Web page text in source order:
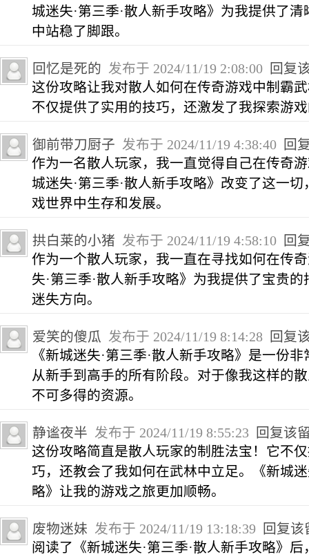
城迷失·第三季·散人新手攻略》为我提供了
中站稳了脚跟。
回忆是死的 发布于 2024/11/19 2:08:00 回复
这份攻略让我对散人如何在传奇游戏中制霸
不仅提供了实用的技巧，还激发了我探索游
御前带刀厨子 发布于 2024/11/19 4:38:40 回
作为一名散人玩家，我一直觉得自己在传奇
城迷失·第三季·散人新手攻略》改变了这一
戏世界中生存和发展。
拱白莱的小猪 发布于 2024/11/19 4:58:10 回
作为一个散人玩家，我一直在寻找如何在传
失·第三季·散人新手攻略》为我提供了宝贵
迷失方向。
爱笑的傻瓜 发布于 2024/11/19 8:14:28 回复
《新城迷失·第三季·散人新手攻略》是一份
从新手到高手的所有阶段。对于像我这样的
不可多得的资源。
静谧夜半 发布于 2024/11/19 8:55:23
回复该
这份攻略简直是散人玩家的制胜法宝！它不
巧，还教会了我如何在武林中立足。《新城
略》让我的游戏之旅更加顺畅。
废物迷妹 发布于 2024/11/19 13:18:39
回复该
阅读了《新城迷失·第三季·散人新手攻略》